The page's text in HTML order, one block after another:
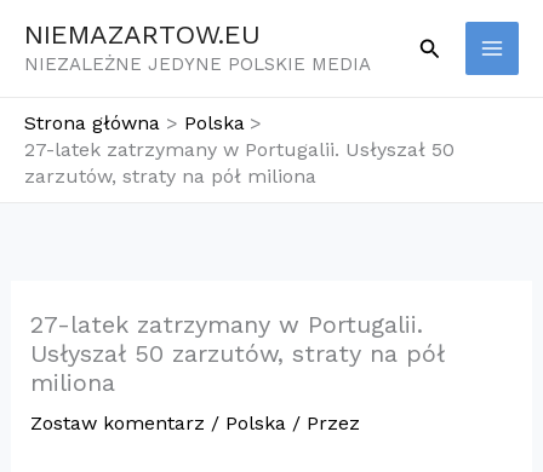
NIEMAZARTOW.EU
NIEZALEŻNE JEDYNE POLSKIE MEDIA
Szukaj
Strona główna
Polska
27-latek zatrzymany w Portugalii. Usłyszał 50
zarzutów, straty na pół miliona
27-latek zatrzymany w Portugalii.
Usłyszał 50 zarzutów, straty na pół
miliona
Zostaw komentarz / Polska/ Przez